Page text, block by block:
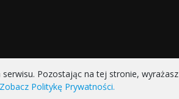
DEKLARACJA DOSTĘPNOŚCI
Pozostając na tej stronie, wyrażasz
Zobacz Politykę Prywatności.